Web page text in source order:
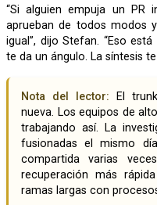
“Si alguien empuja un PR inflado que nadie lee de verdad, lo
aprueban de todos modos
igual”, dijo Stefan. “Eso
te da un ángulo. La síntesis te
Nota del lector: El
nueva. Los equipos de
trabajando así. La
fusionadas el mismo
compartida varias
recuperación más
ramas largas con